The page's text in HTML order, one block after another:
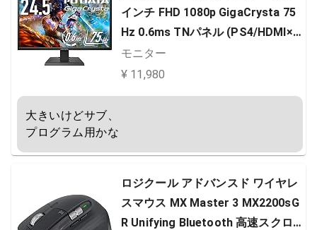
インチ FHD 1080p GigaCrysta 75
Hz 0.6ms TNパネル (PS4/HDMI×
2/DisplayPort/アナログRGB/スピ
ーカー付/メーカー3年保証/土日サ
モニター
¥ 11,980
大きいけどサブ、
プログラム用かな
ロジクール アドバンスド ワイヤレ
スマウス MX Master 3 MX2200sG
R Unifying Bluetooth 高速スクロ